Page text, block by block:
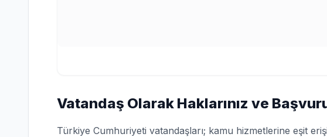
Vatandaş Olarak Haklarınız ve
Türkiye Cumhuriyeti vatandaşları; kamu hizmetlerine eşit